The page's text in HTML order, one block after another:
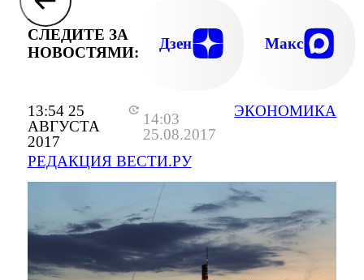
13:54 25
АВГУСТА
2017
14:03
25.08.2017
РЕДАКЦИЯ ВЕСТИ.РУ
ЭКОНОМИКА
СЛЕДИТЕ ЗА
НОВОСТЯМИ:
Дзен Макс